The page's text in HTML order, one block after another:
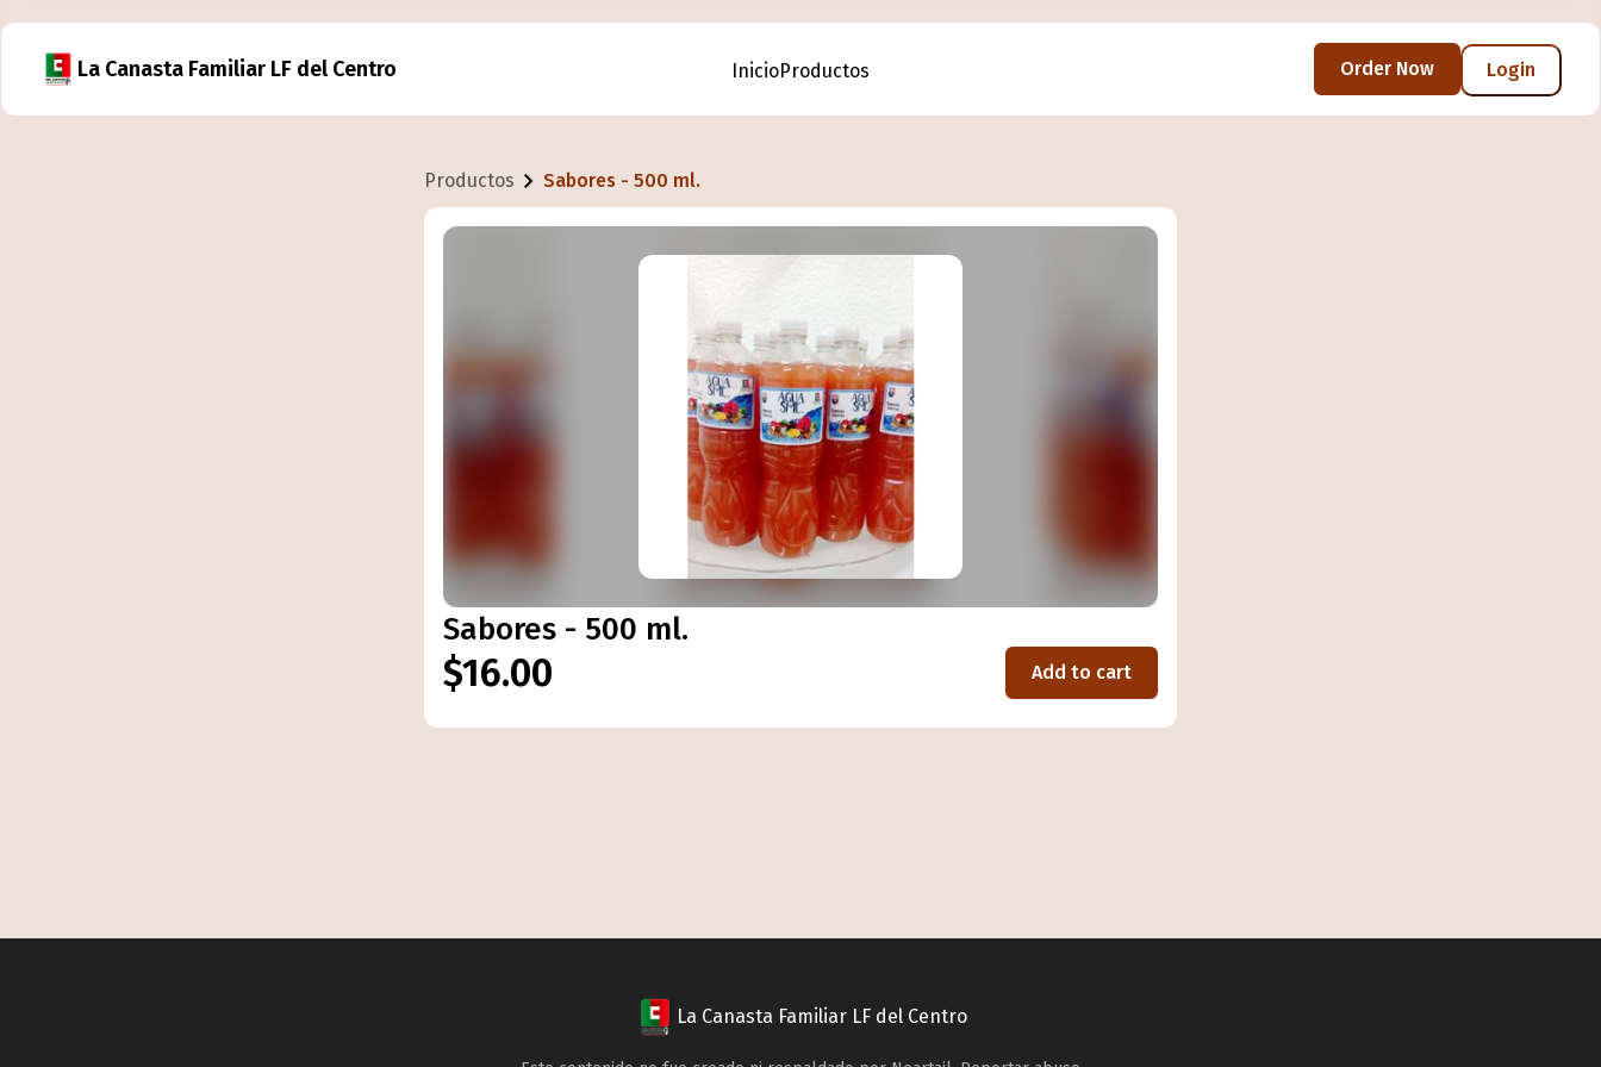
La Canasta Familiar LF del Centro InicioProductos Login
Order Now
Productos Sabores - 500 ml.
Sabores - 500 ml.
$16.00 Add to cart
La Canasta Familiar LF del Centro